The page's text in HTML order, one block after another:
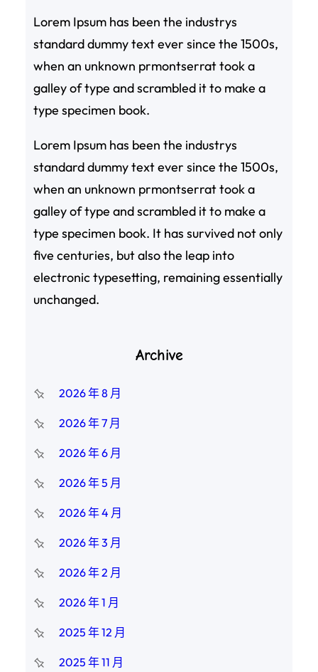
Lorem Ipsum has been the industrys
standard dummy text ever since the 1500s,
when an unknown prmontserrat took a
galley of type and scrambled it to make a
type specimen book.
Lorem Ipsum has been the industrys
standard dummy text ever since the 1500s,
when an unknown prmontserrat took a
galley of type and scrambled it to make a
type specimen book. It has survived not only
five centuries, but also the leap into
electronic typesetting, remaining essentially
unchanged.
Archive
2026 年 8 月
2026 年 7 月
2026 年 6 月
2026 年 5 月
2026 年 4 月
2026 年 3 月
2026 年 2 月
2026 年 1 月
2025 年 12 月
2025 年 11 月